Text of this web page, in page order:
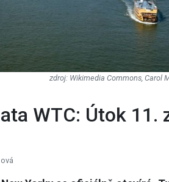
Wikimedia Commons, Carol
WTC: Útok 11.